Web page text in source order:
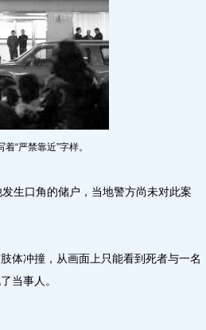
“严禁靠近”字样。
口角的储户，当地警方尚未对此案
冲撞，从画面上只能看到死者与一名
当事人。